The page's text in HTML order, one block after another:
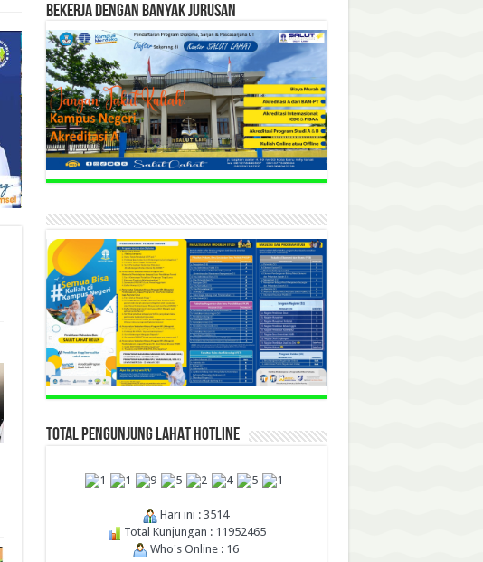
BEKERJA DENGAN BANYAK JURUSAN
TOTAL PENGUNJUNG LAHAT HOTLINE
Hari ini : 3514
Total Kunjungan : 11952465
Who's Online : 16